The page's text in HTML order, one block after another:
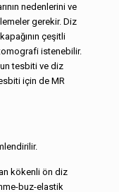
nedenlerini ve
gerekir. Diz
çeşitli
istenebilir.
tesbiti ve diz
için de MR
kökenli ön diz
buz-elastik